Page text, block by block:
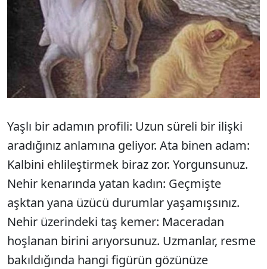
Yaşlı bir adamın profili: Uzun süreli bir ilişki
aradığınız anlamına geliyor. Ata binen adam:
Kalbini ehlileştirmek biraz zor. Yorgunsunuz.
Nehir kenarında yatan kadın: Geçmişte
aşktan yana üzücü durumlar yaşamışsınız.
Nehir üzerindeki taş kemer: Maceradan
hoşlanan birini arıyorsunuz. Uzmanlar, resme
bakıldığında hangi figürün gözünüze